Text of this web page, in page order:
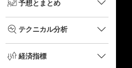
予想とまとめ
テクニカル分析
経済指標